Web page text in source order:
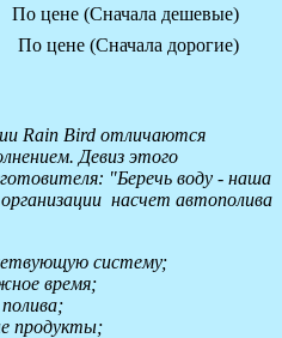
По цене (Сначала дешевые)
По цене (Сначала дорогие)
Rain Bird отличаются
Девиз этого
"Беречь воду - наша
насчет автополива
систему;
время;
продукты;